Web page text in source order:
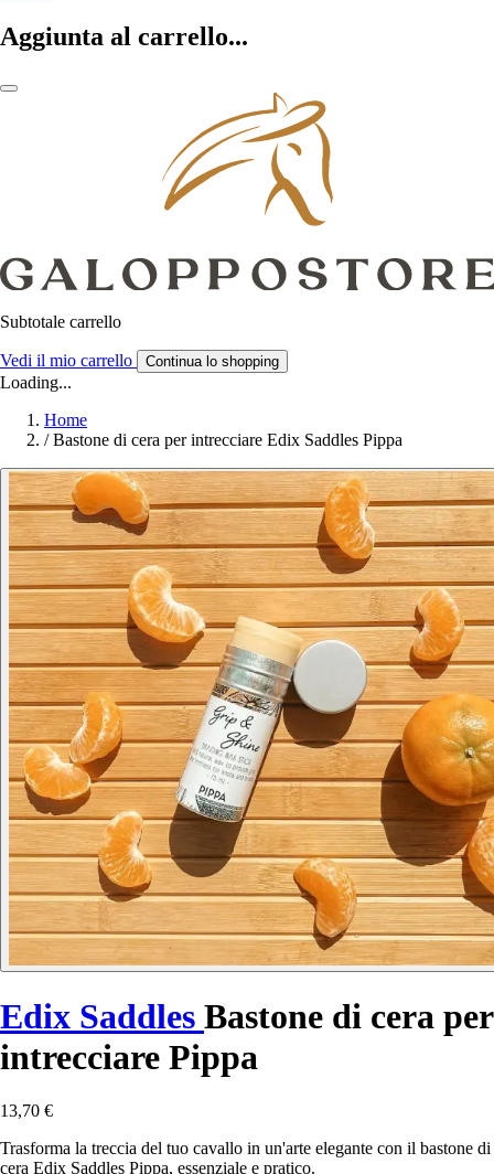
Aggiunta al carrello...
Subtotale carrello
Vedi il mio carrello Continua lo shopping
Loading...
Home
/ Bastone di cera per intrecciare Edix Saddles Pippa
Edix Saddles Bastone di cera per
intrecciare Pippa
13,70 €
Trasforma la treccia del tuo cavallo in un'arte elegante con il bastone di
cera Edix Saddles Pippa, essenziale e pratico.